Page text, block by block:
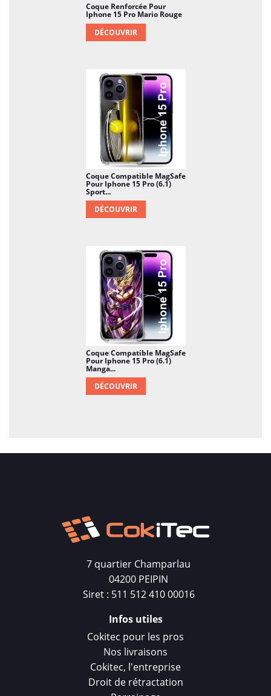
Coque Renforcée Pour
Iphone 15 Pro Mario Rouge
DÉCOUVRIR
Coque Compatible MagSafe
Pour Iphone 15 Pro (6.1)
Sport...
DÉCOUVRIR
Coque Compatible MagSafe
Pour Iphone 15 Pro (6.1)
Manga...
DÉCOUVRIR
7 quartier Champarlau
04200 PEIPIN
Siret : 511 512 410 00016
Infos utiles
Cokitec pour les pros
Nos livraisons
Cokitec, l'entreprise
Droit de rétractation